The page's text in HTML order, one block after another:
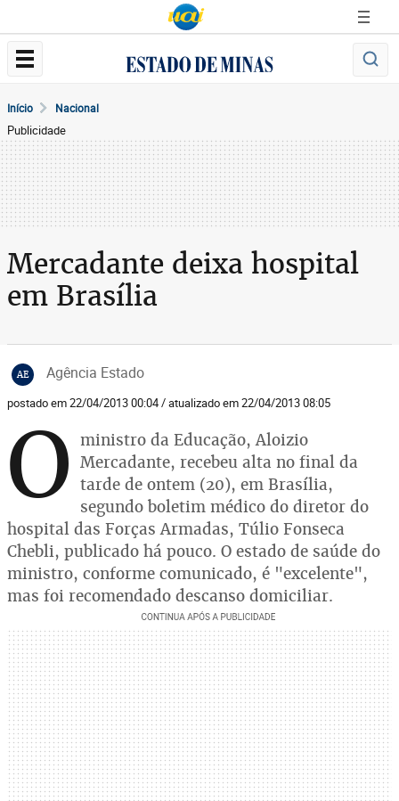
Início Nacional
Publicidade
Mercadante deixa hospital
em Brasília
AE Agência Estado
postado em 22/04/2013 00:04 / atualizado em 22/04/2013 08:05
O ministro da Educação, Aloizio
Mercadante, recebeu alta no final da
tarde de ontem (20), em Brasília,
segundo boletim médico do diretor do
hospital das Forças Armadas, Túlio Fonseca
Chebli, publicado há pouco. O estado de saúde do
ministro, conforme comunicado, é "excelente",
mas foi recomendado descanso domiciliar.